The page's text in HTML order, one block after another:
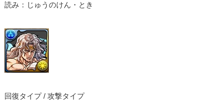
読み：じゅうのけん・とき
回復タイプ / 攻撃タイプ